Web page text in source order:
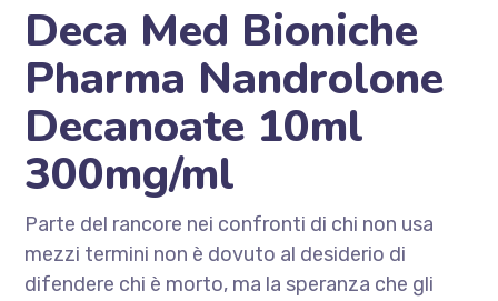
Deca Med Bioniche
Pharma Nandrolone
Decanoate 10ml
300mg/ml
Parte del rancore nei confronti di chi non usa
mezzi termini non è dovuto al desiderio di
difendere chi è morto, ma la speranza che gli